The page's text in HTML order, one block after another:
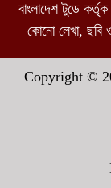
বাংলাদেশ টুডে
কোনো লেখা,
Copyright ©